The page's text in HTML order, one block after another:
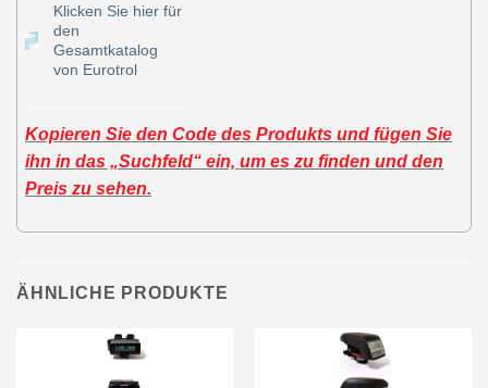
Klicken Sie hier für
den
Gesamtkatalog
von Eurotrol
Kopieren Sie den Code des Produkts und fügen Sie
ihn in das „Suchfeld“ ein, um es zu finden und den
Preis zu sehen.
ÄHNLICHE PRODUKTE